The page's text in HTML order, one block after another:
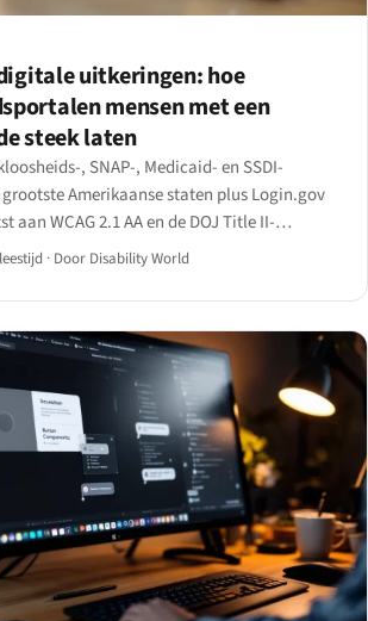
uitkeringen: hoe
mensen met een
steek laten
, SNAP-, Medicaid- en SSDI-
Amerikaanse staten plus Login.gov
aan WCAG 2.1 AA en de DOJ Title II-
· Door Disability World